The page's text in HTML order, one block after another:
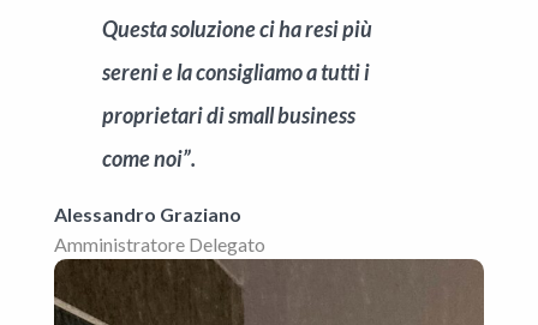
Questa soluzione ci ha resi più
sereni e la consigliamo a tutti i
proprietari di small business
come noi”.
Alessandro Graziano
Amministratore Delegato